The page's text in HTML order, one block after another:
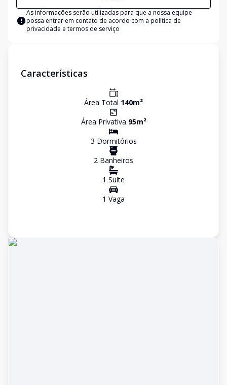
As informações serão utilizadas para que a nossa equipe
possa entrar em contato de acordo com a política de
privacidade e termos de serviço
Características
Área Total 140m²
Área Privativa 95m²
3 Dormitórios
2 Banheiros
1 Suíte
1 Vaga